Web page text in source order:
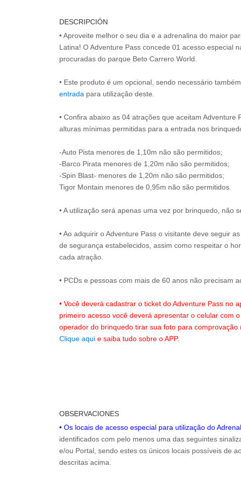
DESCRIPCIÓN
• Aproveite melhor o seu dia e a adrenalina do maior
Latina! O Adventure Pass concede 01 acesso especial
procuradas do parque Beto Carrero World.
• Este produto é um opcional, sendo necessário
entrada para utilização deste.
• Confira abaixo as 04 atrações que aceitam Adventure
alturas mínimas permitidas para a entrada nos
-Auto Pista menores de 1,10m não são permitidos;
-Barco Pirata menores de 1,20m não são permitidos;
-Spin Blast- menores de 1,20m não são permitidos;
Tigor Montain menores de 0,95m não são permitidos.
• A utilização será apenas uma vez por brinquedo, não
• Ao adquirir o Adventure Pass o visitante deve seguir
de segurança estabelecidos, assim como respeitar o
cada atração.
• PCDs e pessoas com mais de 60 anos não precisam
• Você deverá cadastrar o ticket do Adventure Pass no
primeiro acesso você deverá apresentar o celular com
operador do brinquedo tirar sua foto para comprovação
Clique aqui e saiba tudo sobre o APP.
OBSERVACIONES
• Os locais de acesso especial para utilização do
identificados com pelo menos uma das seguintes
e/ou Portal, sendo estes os únicos locais possíveis de
descritas acima.